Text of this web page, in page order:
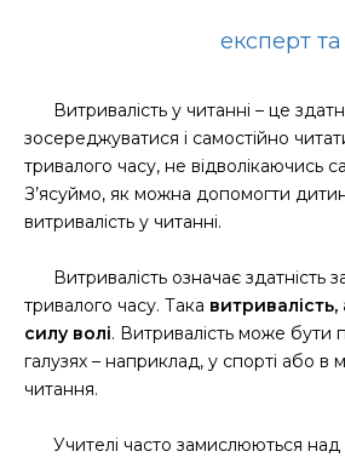
експерт
Витривалість у читанні – це
зосереджуватися і самостійно
тривалого часу, не відволікаючись
З’ясуймо, як можна допомогти
витривалість у читанні.
Витривалість означає здатність
тривалого часу. Така
силу волі. Витривалість може бути
галузях – наприклад, у спорті або в
читання.
Учителі часто замислюються над